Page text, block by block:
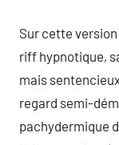
Sur cette
riff hypnotique,
mais
regard semi-
pachydermique